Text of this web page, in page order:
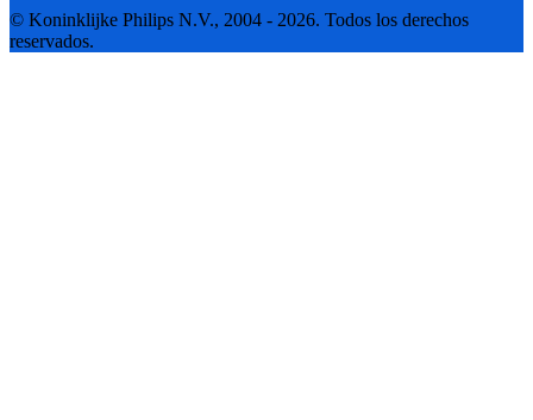
© Koninklijke Philips N.V., 2004 - 2026. Todos los derechos
reservados.